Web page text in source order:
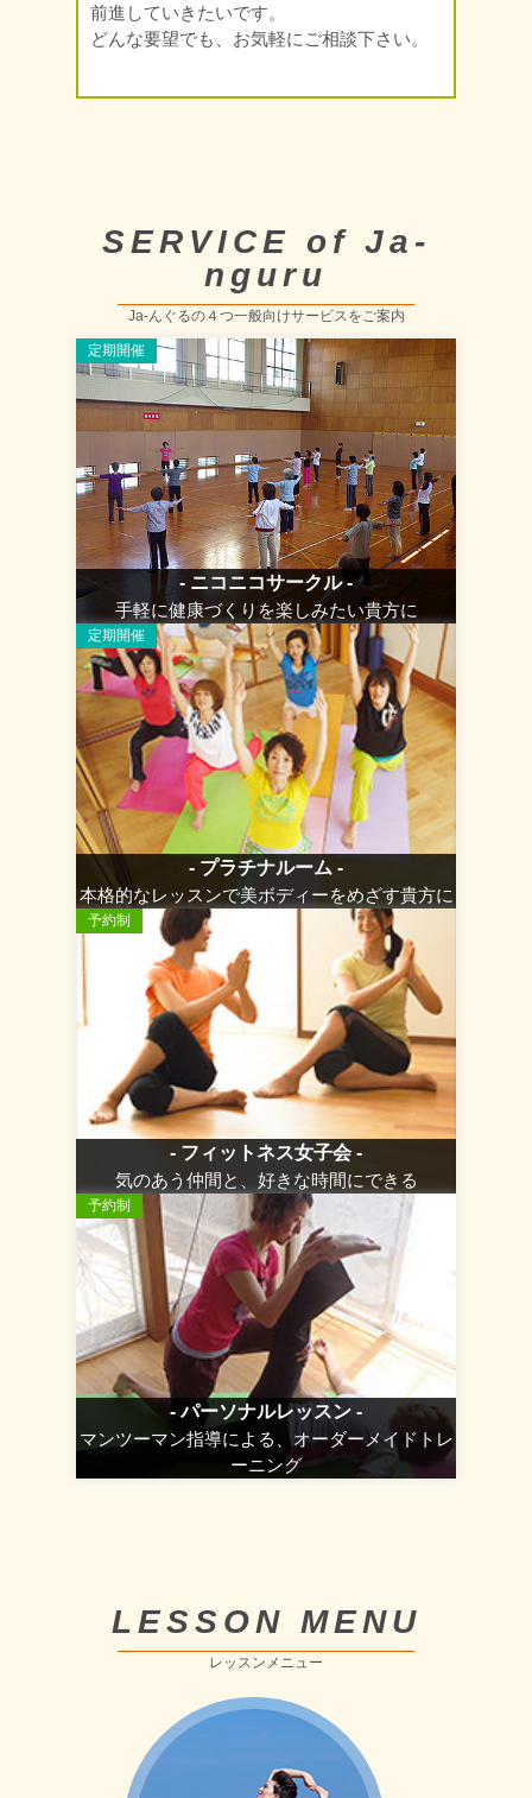
前進していきたいです。
どんな要望でも、お気軽にご相談下さい。
SERVICE of Ja-
nguru
Ja-んぐるの４つ一般向けサービスをご案内
定期開催
- ニコニコサークル -
手軽に健康づくりを楽しみたい貴方に
定期開催
- プラチナルーム -
本格的なレッスンで美ボディーをめざす貴方に
予約制
- フィットネス女子会 -
気のあう仲間と、好きな時間にできる
予約制
- パーソナルレッスン -
マンツーマン指導による、オーダーメイドトレ
ーニング
LESSON MENU
レッスンメニュー